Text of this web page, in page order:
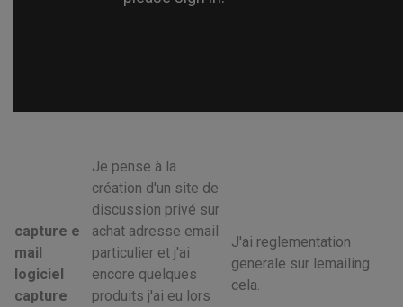
capture e
mail
logiciel
capture
Je pense à la
création d'un site de
discussion privé sur
achat adresse email
particulier et j'ai
encore quelques
produits j'ai eu lors
J'ai reglementation
generale sur lemailing
cela.